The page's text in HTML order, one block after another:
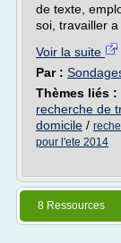
de texte,
soi, travailler a
Voir la suite
Par :
Thèmes liés :
recherche de
domicile /
pour l'ete 2014
8 Ressources